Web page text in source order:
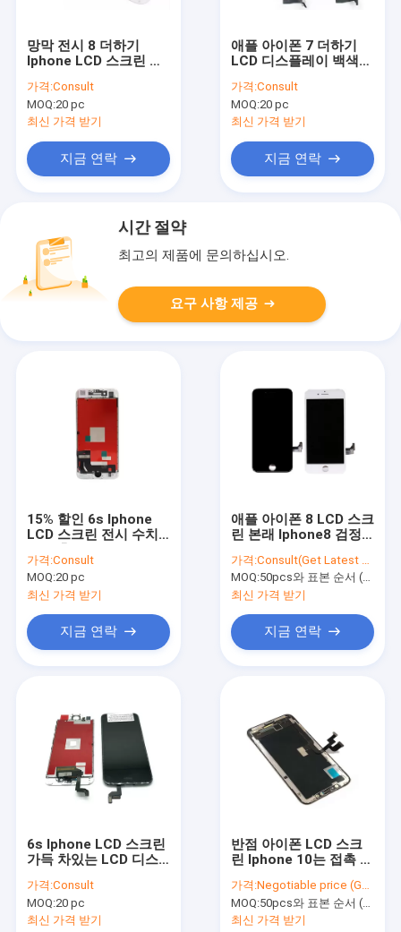
망막 전시 8 더하기
Iphone LCD 스크린 휴
백색을 고칩니다
가격:Consult
MOQ:20 pc
최신 가격 받기
지금 연락
애플 아이폰 7 더하기
LCD 디스플레이 백색을
스크린 수치기 없음
가격:Consult
MOQ:20 pc
최신 가격 받기
지금 연락
시간 절약
최고의 제품에 문의하십시오.
요구 사항 제공
15% 할인 6s Iphone
LCD 스크린 전시 수치
베낍니다
가격:Consult
MOQ:20 pc
최신 가격 받기
지금 연락
애플 아이폰 8 LCD 스크
린 본래 Iphone8 검정
회의 백색
가격:Consult(Get Latest Price)
MOQ:50pcs와 표본 순서 (5-10pcs)
최신 가격 받기
지금 연락
6s Iphone LCD 스크린
가득 차있는 LCD 디스
기 회의 Oem를 등급을
매기십시오
가격:Consult
MOQ:20 pc
최신 가격 받기
반점 아이폰 LCD 스크
린 Iphone 10는 접촉 수
린을 고치지 않습니다
가격:Negotiable price (Get Latest Price)
MOQ:50pcs와 표본 순서 (5-10pcs)
최신 가격 받기